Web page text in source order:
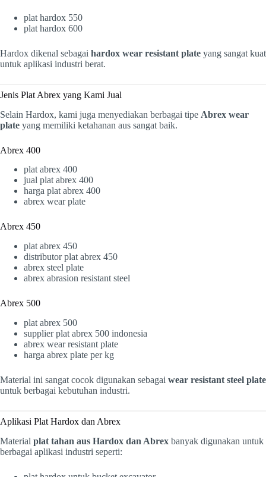
plat hardox 550
plat hardox 600
Hardox dikenal sebagai hardox wear resistant plate yang sangat kuat
untuk aplikasi industri berat.
Jenis Plat Abrex yang Kami Jual
Selain Hardox, kami juga menyediakan berbagai tipe Abrex wear
plate yang memiliki ketahanan aus sangat baik.
Abrex 400
plat abrex 400
jual plat abrex 400
harga plat abrex 400
abrex wear plate
Abrex 450
plat abrex 450
distributor plat abrex 450
abrex steel plate
abrex abrasion resistant steel
Abrex 500
plat abrex 500
supplier plat abrex 500 indonesia
abrex wear resistant plate
harga abrex plate per kg
Material ini sangat cocok digunakan sebagai wear resistant steel plate
untuk berbagai kebutuhan industri.
Aplikasi Plat Hardox dan Abrex
Material plat tahan aus Hardox dan Abrex banyak digunakan untuk
berbagai aplikasi industri seperti: